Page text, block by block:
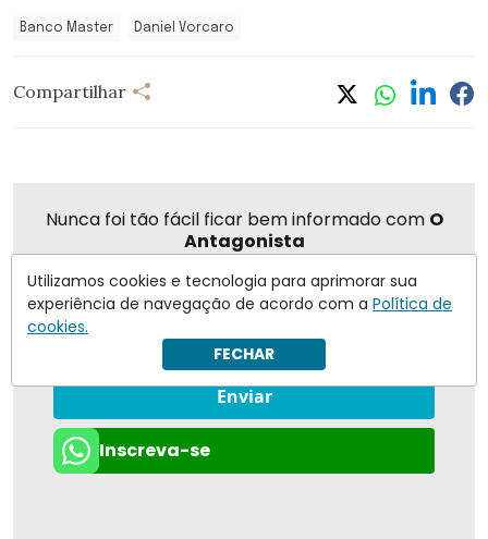
Banco Master Daniel Vorcaro
Compartilhar
Nunca foi tão fácil ficar bem informado com O
Antagonista
Eu concordo em receber notificações | Para obter mais
Política de Privacidade
Enviar
Inscreva-se
Utilizamos cookies e tecnologia para aprimorar sua
experiência de navegação de acordo com a Política de
cookies.
FECHAR